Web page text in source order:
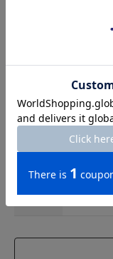
71
13号 74
17号 83